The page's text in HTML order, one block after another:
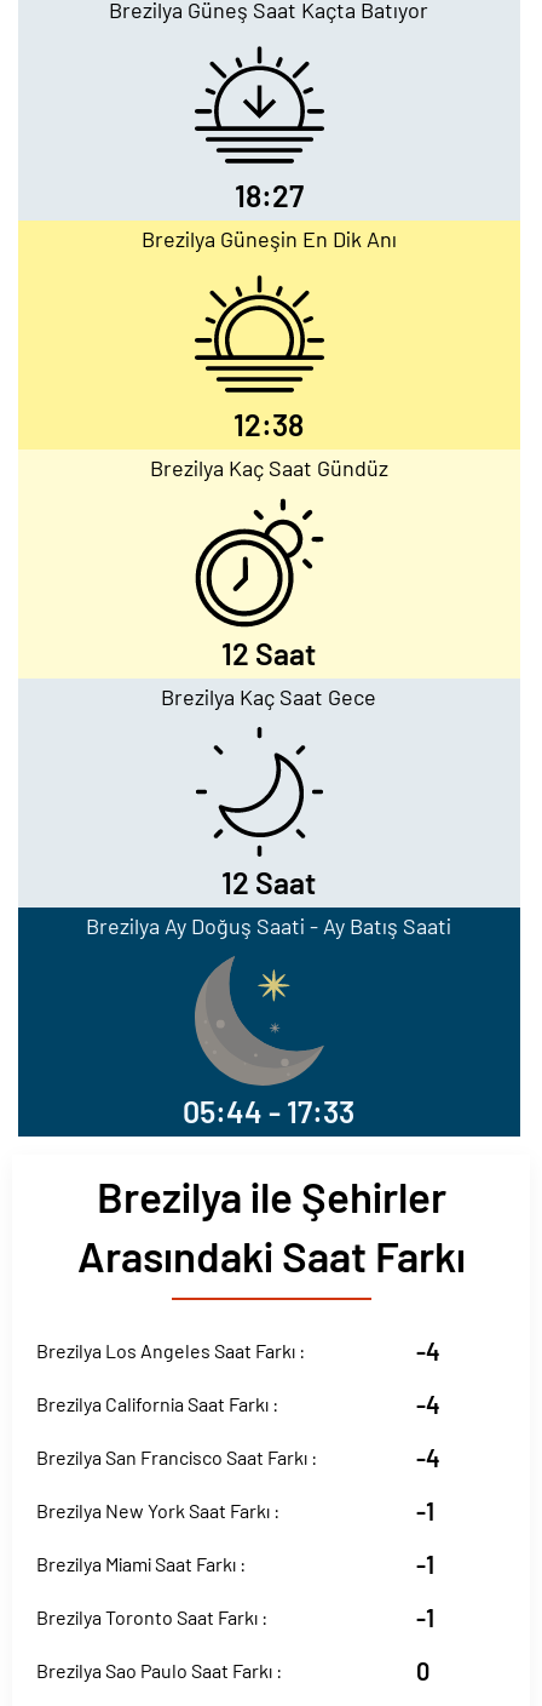
Brezilya Güneş Saat Kaçta Batıyor
18:27
Brezilya Güneşin En Dik Anı
12:38
Brezilya Kaç Saat Gündüz
12 Saat
Brezilya Kaç Saat Gece
12 Saat
Brezilya Ay Doğuş Saati - Ay Batış Saati
05:44 - 17:33
Brezilya ile Şehirler
Arasındaki Saat Farkı
Brezilya Los Angeles Saat Farkı : -4
Brezilya California Saat Farkı : -4
Brezilya San Francisco Saat Farkı : -4
Brezilya New York Saat Farkı : -1
Brezilya Miami Saat Farkı : -1
Brezilya Toronto Saat Farkı : -1
Brezilya Sao Paulo Saat Farkı : 0